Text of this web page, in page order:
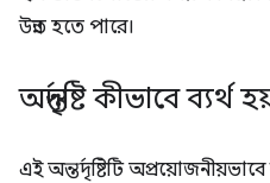
উন্নত হতে পারে।
অন্তর্দৃষ্টি কীভাবে ব্যর্থ
এই অন্তর্দৃষ্টিটি